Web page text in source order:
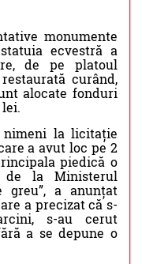
monumente
ecvestră a
de pe platoul
curând,
alocate fonduri
nimeni la licitație
a avut loc pe 2
piedică o
de la Ministerul
a anunțat
a precizat că s-
s-au cerut
a se depune o